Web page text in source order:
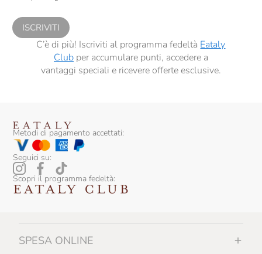
ISCRIVITI
C’è di più! Iscriviti al programma fedeltà Eataly
Clubper accumulare punti, accedere a
vantaggi speciali e ricevere offerte esclusive.
Metodi di pagamento accettati:
Seguici su:
Scopri il programma fedeltà:
SPESA ONLINE